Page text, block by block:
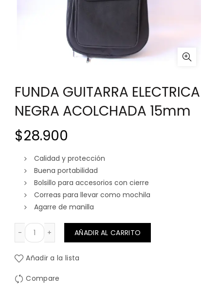
FUNDA GUITARRA ELECTRICA
NEGRA ACOLCHADA 15mm
$28.900
Calidad y protección
Buena portabilidad
Bolsillo para accesorios con cierre
Correas para llevar como mochila
Agarre de manilla
FUNDA GUITARRA ELECTRICA NEGRA ACOLCHADA
AÑADIR AL CARRITO
Añadir a la lista
Compare